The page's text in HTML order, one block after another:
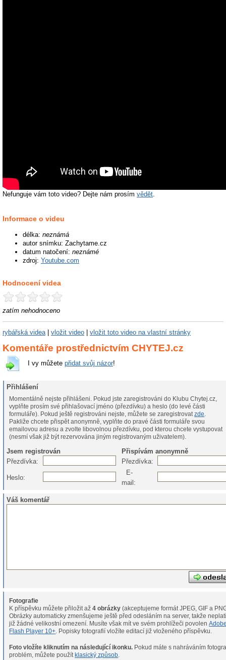
Nefunguje vám toto video? Dejte nám prosím vědět.
Informace o videu
délka: neznámá
autor snímku: Zachytame.cz
datum natočení: neznámé
zdroj: Youtube.com
Hodnocení videa
zatím nehodnoceno
rybářská videa| vložit video vložit toto video na vlastní stránky
Komentáře prostřednictvím CHYTEJ.cz
I vy můžete přidat svůj názor!
Přihlášení
Momentálně nejste přihlášeni. Pokud jste zaregistrováni do Klubu Chytej.cz,
vyplňte prosím své přihlašovací jméno (přezdívku) a heslo (do levé části
formuláře). Pokud ještě registrováni nejste, můžete se zaregistrovatzde.
Pakliže chcete přispět anonymně, vyplňte do pravé části formuláře svou
emailovou adresu a zvolte libovolnou přezdívku, pod kterou chcete vystupovat
(nesmí však již být rezervována jiným registrovaným uživatelem).
Jsem registrován
Přispívám anonymně
Přezdívka:
Přezdívka:
Heslo:
E-
mail:
Váš komentář
Fotografie
K příspěvku můžete přiložit až4 obrázky (akceptujeme formát JPEG, GIF a
Obrázky automaticky zmenšujeme ještě před odesláním na server, takže
již žádné velikostní omezení. Musíte však mít ve svém prohlížeči povolen
Flash Player 10+ . Popisky fotografií vložíte editací již vloženého příspěvku.
Foto vložíte kliknutím na následující ikonku.
problém, můžete použít klasický způsob.